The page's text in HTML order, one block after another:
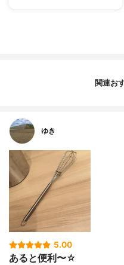
関連お
ゆき
5.00
あると便利〜☆